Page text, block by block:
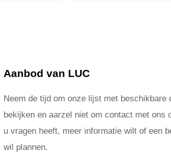
Aanbod van LUC
Neem de tijd om onze lijst met beschikbare
bekijken en aarzel niet om contact met ons
u vragen heeft, meer informatie wilt of een
wil plannen.